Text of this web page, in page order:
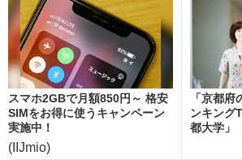
スマホ2GBで月額850円～ 格安
SIMをお得に使うキャンペーン
実施中！
(IIJmio)
「京都
ンキン
都大学」